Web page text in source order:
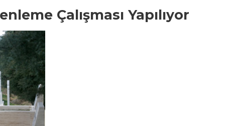
Çalışması Yapılıyor